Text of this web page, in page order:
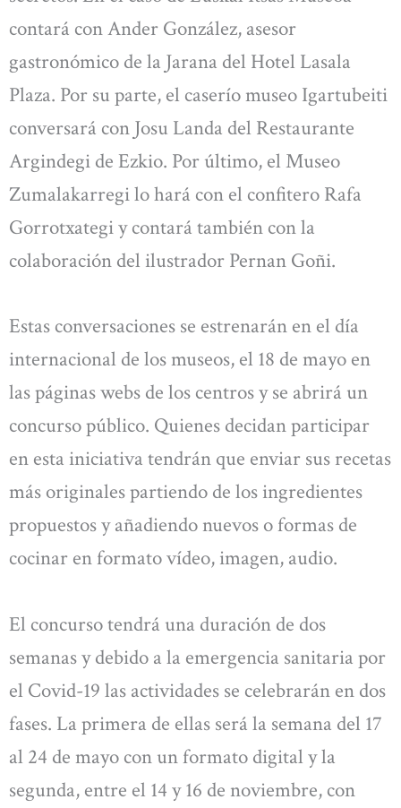
contará con Ander González, asesor
gastronómico de la Jarana del Hotel Lasala
Plaza. Por su parte, el caserío museo Igartubeiti
conversará con Josu Landa del Restaurante
Argindegi de Ezkio. Por último, el Museo
Zumalakarregi lo hará con el confitero Rafa
Gorrotxategi y contará también con la
colaboración del ilustrador Pernan Goñi.
Estas conversaciones se estrenarán en el día
internacional de los museos, el 18 de mayo en
las páginas webs de los centros y se abrirá un
concurso público. Quienes decidan participar
en esta iniciativa tendrán que enviar sus recetas
más originales partiendo de los ingredientes
propuestos y añadiendo nuevos o formas de
cocinar en formato vídeo, imagen, audio.
El concurso tendrá una duración de dos
semanas y debido a la emergencia sanitaria por
el Covid-19 las actividades se celebrarán en dos
fases. La primera de ellas será la semana del 17
al 24 de mayo con un formato digital y la
segunda, entre el 14 y 16 de noviembre, con